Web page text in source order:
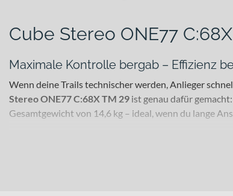
Cube Stereo ONE77
Maximale Kontrolle bergab – Effizienz
Wenn deine Trails technischer werden, Anlieger
Stereo ONE77 C:68X TM 29 ist genau dafür
Gesamtgewicht von 14,6 kg – ideal, wenn du lange